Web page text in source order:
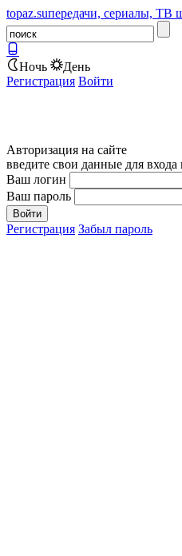
topaz.suпередачи, сериалы, ТВ
Ночь
День
Регистрация Войти
Авторизация на сайте
введите свои данные для входа
Ваш логин
Ваш пароль
Регистрация Забыл пароль